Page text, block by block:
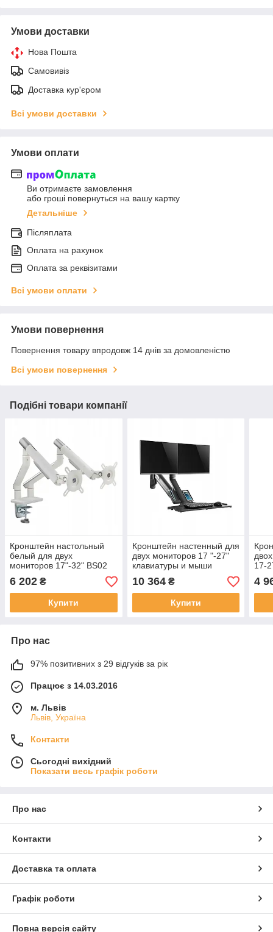
Умови доставки
Нова Пошта
Самовивіз
Доставка кур'єром
Всі умови доставки
Умови оплати
Ви отримаєте замовлення
або гроші повернуться на вашу картку
Детальніше
Післяплата
Оплата на рахунок
Оплата за реквізитами
Всі умови оплати
Умови повернення
Повернення товару впродовж 14 днів за домовленістю
Всі умови повернення
Подібні товари компанії
Кронштейн настольный
белый для двух
мониторов 17"-32" BS02
6 202 ₴
Купити
Кронштейн настенный для
двух мониторов 17 "-27"
клавиатуры и мыши
Maclean MC-633
10 364₴
Купити
17-
4
Про нас
97% позитивних з 29 відгуків за рік
Працює з 14.03.2016
м. Львів
Львів, Україна
Контакти
Сьогодні вихідний
Показати весь графік роботи
Про нас
Контакти
Доставка та оплата
Графік роботи
Повна версія сайту